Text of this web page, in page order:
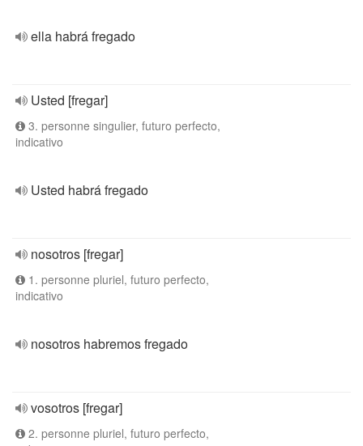
ella habrá fregado
Usted [fregar]
3. personne singulier, futuro perfecto,
indicativo
Usted habrá fregado
nosotros [fregar]
1. personne pluriel, futuro perfecto,
indicativo
nosotros habremos fregado
vosotros [fregar]
2. personne pluriel, futuro perfecto,